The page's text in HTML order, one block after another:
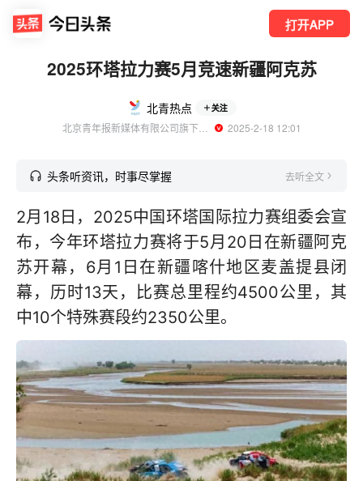
打开APP
2025环塔拉力赛5月竞速新疆阿克苏
北青热点 关注
北京青年报新媒体有限公司旗下账号
  2025-2-18 12:01
头条听资讯，时事尽掌握 去听全文
2月18日，2025中国环塔国际拉力赛组委会宣
布，今年环塔拉力赛将于5月20日在新疆阿克
苏开幕，6月1日在新疆喀什地区麦盖提县闭
幕，历时13天，比赛总里程约4500公里，其
中10个特殊赛段约2350公里。